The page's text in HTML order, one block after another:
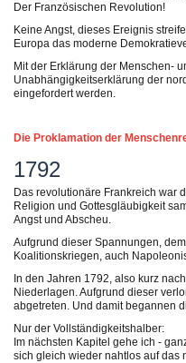
Der Französischen Revolution!
Keine Angst, dieses Ereignis
Europa das moderne
Mit der Erklärung der Menschen-
Unabhängigkeitserklärung der
eingefordert werden.
Die Proklamation der
1792
Das revolutionäre Frankreich war
Religion und Gottesgläubigkeit
Angst und Abscheu.
Aufgrund dieser Spannungen,
Koalitionskriegen, auch
In den Jahren 1792, also kurz
Niederlagen. Aufgrund dieser
abgetreten. Und damit begannen
Nur der Vollständigkeitshalber:
Im nächsten Kapitel gehe ich -
sich gleich wieder nahtlos auf das